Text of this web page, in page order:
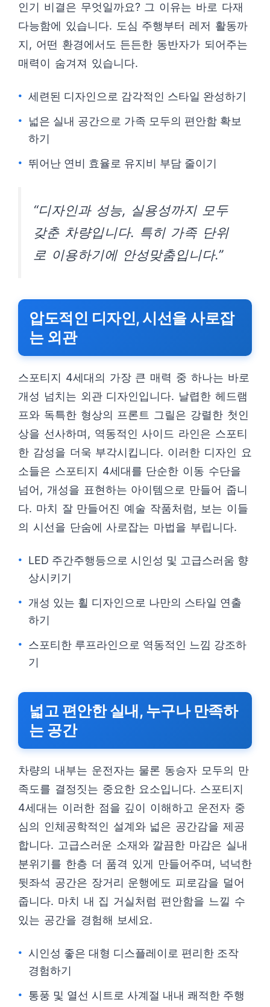
인기 비결은 무엇일까요? 그 이유는 바로 다재
다능함에 있습니다. 도심 주행부터 레저 활동까
지, 어떤 환경에서도 든든한 동반자가 되어주는
매력이 숨겨져 있습니다.
세련된 디자인으로 감각적인 스타일 완성하기
넓은 실내 공간으로 가족 모두의 편안함 확보
하기
뛰어난 연비 효율로 유지비 부담 줄이기
“디자인과 성능, 실용성까지 모두
갖춘 차량입니다. 특히 가족 단위
로 이용하기에 안성맞춤입니다.”
압도적인 디자인, 시선을 사로잡
는 외관
스포티지 4세대의 가장 큰 매력 중 하나는 바로
개성 넘치는 외관 디자인입니다. 날렵한 헤드램
프와 독특한 형상의 프론트 그릴은 강렬한 첫인
상을 선사하며, 역동적인 사이드 라인은 스포티
한 감성을 더욱 부각시킵니다. 이러한 디자인 요
소들은 스포티지 4세대를 단순한 이동 수단을
넘어, 개성을 표현하는 아이템으로 만들어 줍니
다. 마치 잘 만들어진 예술 작품처럼, 보는 이들
의 시선을 단숨에 사로잡는 마법을 부립니다.
LED 주간주행등으로 시인성 및 고급스러움 향
상시키기
개성 있는 휠 디자인으로 나만의 스타일 연출
하기
스포티한 루프라인으로 역동적인 느낌 강조하
기
넓고 편안한 실내, 누구나 만족하
는 공간
차량의 내부는 운전자는 물론 동승자 모두의 만
족도를 결정짓는 중요한 요소입니다. 스포티지
4세대는 이러한 점을 깊이 이해하고 운전자 중
심의 인체공학적인 설계와 넓은 공간감을 제공
합니다. 고급스러운 소재와 깔끔한 마감은 실내
분위기를 한층 더 품격 있게 만들어주며, 넉넉한
뒷좌석 공간은 장거리 운행에도 피로감을 덜어
줍니다. 마치 내 집 거실처럼 편안함을 느낄 수
있는 공간을 경험해 보세요.
시인성 좋은 대형 디스플레이로 편리한 조작
경험하기
통풍 및 열선 시트로 사계절 내내 쾌적한 주행